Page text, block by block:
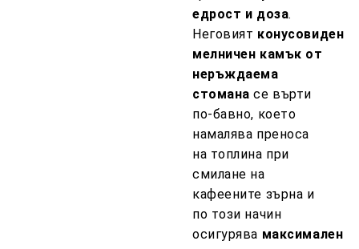
едрост и доза.
Неговият конусовиден
мелничен камък от
неръждаема
стомана се върти
по-бавно, което
намалява преноса
на топлина при
смилане на
кафеените зърна и
по този начин
осигурява максимален